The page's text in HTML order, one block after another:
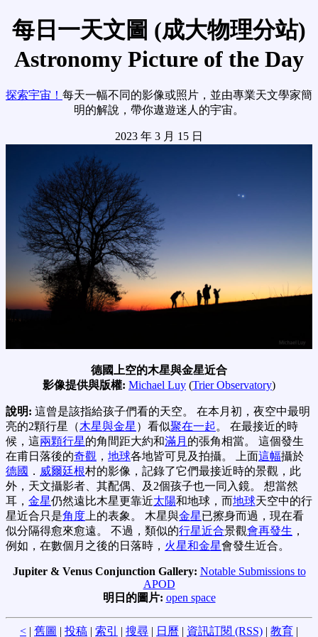
每日一天文圖 (成大物理分站)
Astronomy Picture of the Day
探索宇宙！ 每天一幅不同的影像或照片，並由專業天文學家簡
明的解說，帶你遨遊迷人的宇宙。
2023 年 3 月 15 日
德國上空的木星與金星近合
影像提供與版權: Michael Luy (Trier Observatory)
說明: 這曾是該指給孩子們看的天空。 在本月初，夜空中最明
亮的2顆行星（木星與金星 ）看似聚在一起。 在最接近的時
候，這兩顆行星的角間距大約和滿月 的張角相當。 這個發生
在甫日落後的奇觀 ， 地球各地皆可見及拍攝。 上面這幅攝於
德國 ． 威爾廷根村的影像，記錄了它們最接近時的景觀，此
外，天文攝影者、其配偶、及2個孩子也一同入鏡。 想當然
耳， 金星仍然遠比木星更靠近太陽和地球，而地球天空中的行
星近合只是角度 上的表象。 木星與金星已擦身而過，現在看
似分隔得愈來愈遠。 不過，類似的行星近合景觀會再發生 ，
例如，在數個月之後的日落時， 火星和金星會發生近合。
Jupiter & Venus Conjunction Gallery: Notable Submissions to
APOD
明日的圖片: open space
< | 舊圖 | 投稿 | 索引 | 搜尋 | 日曆 | 資訊訂閱 (RSS) | 教育 |